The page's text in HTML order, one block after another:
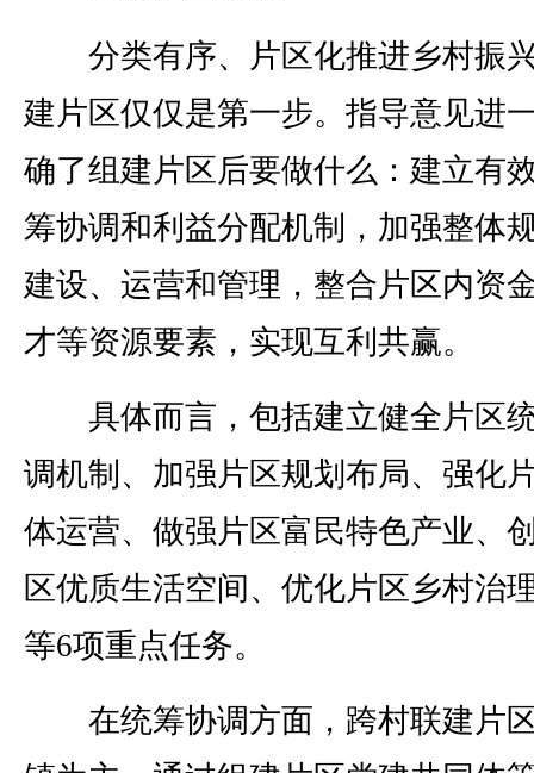
分类有序、片区化推进乡村振
建片区仅仅是第一步。指导意见进
确了组建片区后要做什么：建立有
筹协调和利益分配机制，加强整体
建设、运营和管理，整合片区内资
才等资源要素，实现互利共赢。
具体而言，包括建立健全片区
调机制、加强片区规划布局、强化
体运营、做强片区富民特色产业、
区优质生活空间、优化片区乡村治
等6项重点任务。
在统筹协调方面，跨村联建片